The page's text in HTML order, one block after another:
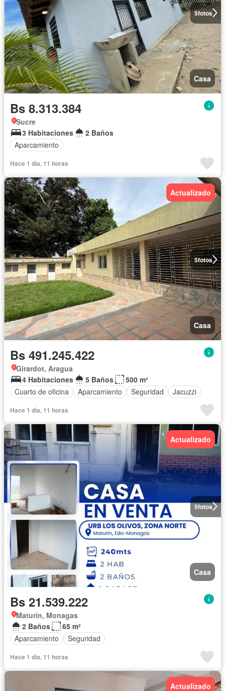
5fotos
Casa
Bs 8.313.384
Sucre
3 Habitaciones
2 Baños
Aparcamiento
Hace 1 día, 11 horas
5fotos
Actualizado
Casa
Bs 491.245.422
Girardot, Aragua
4 Habitaciones
5 Baños
500 m²
Cuarto de oficina
Aparcamiento Seguridad Jacuzzi
Hace 1 día, 11 horas
5fotos
Actualizado
Casa
Bs 21.539.222
Maturin, Monagas
2 Baños
65 m²
Aparcamiento
Seguridad
Hace 1 día, 11 horas
Actualizado